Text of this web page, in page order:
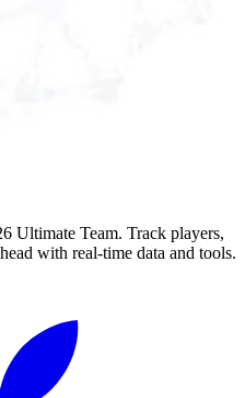
Ultimate Team. Track players,
with real-time data and tools.